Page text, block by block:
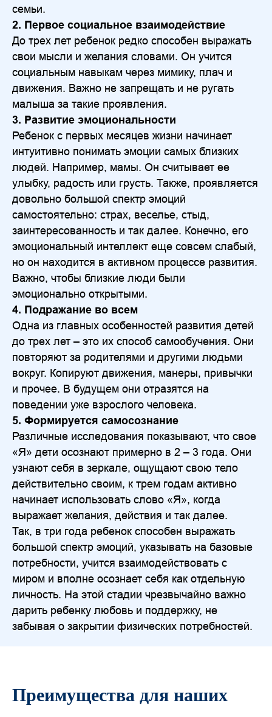
семьи.
2. Первое социальное взаимодействие
До трех лет ребенок редко способен выражать
свои мысли и желания словами. Он учится
социальным навыкам через мимику, плач и
движения. Важно не запрещать и не ругать
малыша за такие проявления.
3. Развитие эмоциональности
Ребенок с первых месяцев жизни начинает
интуитивно понимать эмоции самых близких
людей. Например, мамы. Он считывает ее
улыбку, радость или грусть. Также, проявляется
довольно большой спектр эмоций
самостоятельно: страх, веселье, стыд,
заинтересованность и так далее. Конечно, его
эмоциональный интеллект еще совсем слабый,
но он находится в активном процессе развития.
Важно, чтобы близкие люди были
эмоционально открытыми.
4. Подражание во всем
Одна из главных особенностей развития детей
до трех лет – это их способ самообучения. Они
повторяют за родителями и другими людьми
вокруг. Копируют движения, манеры, привычки
и прочее. В будущем они отразятся на
поведении уже взрослого человека.
5. Формируется самосознание
Различные исследования показывают, что свое
«Я» дети осознают примерно в 2 – 3 года. Они
узнают себя в зеркале, ощущают свою тело
действительно своим, к трем годам активно
начинает использовать слово «Я», когда
выражает желания, действия и так далее.
Так, в три года ребенок способен выражать
большой спектр эмоций, указывать на базовые
потребности, учится взаимодействовать с
миром и вполне осознает себя как отдельную
личность. На этой стадии чрезвычайно важно
дарить ребенку любовь и поддержку, не
забывая о закрытии физических потребностей.
Преимущества для наших